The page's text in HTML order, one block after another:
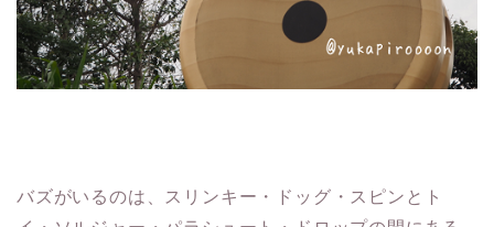
バズがいるのは、スリンキー・ドッグ・スピンとト